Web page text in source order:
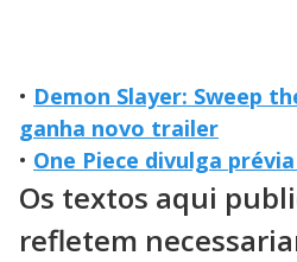
• Demon Slayer: Sweep
ganha novo trailer
• One Piece divulga
Os textos aqui
refletem